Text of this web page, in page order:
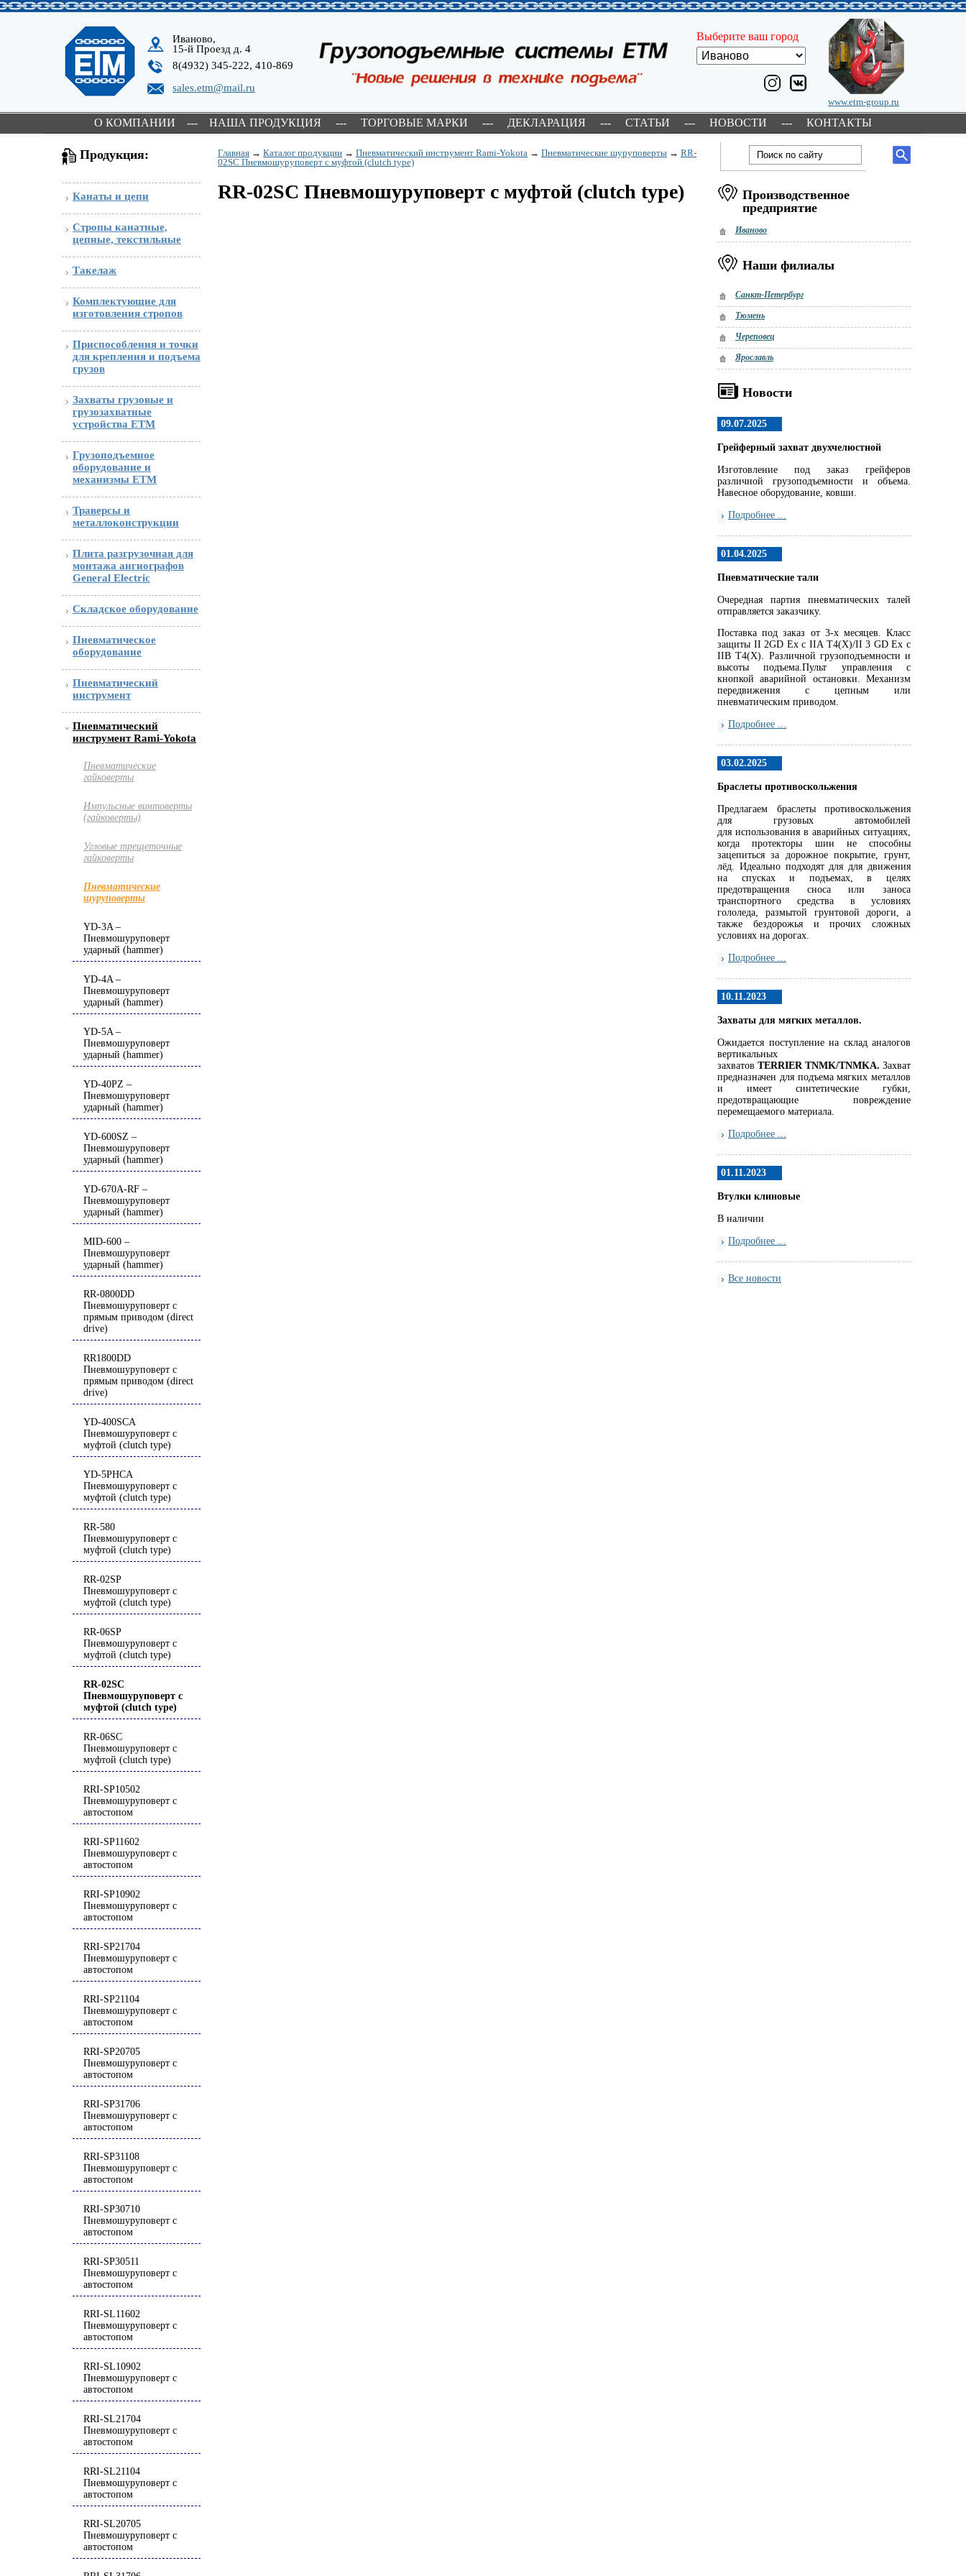
Иваново,
15-й Проезд д. 4
8(4932) 345-222, 410-869
sales.etm@mail.ru
www.etm-group.ru
О КОМПАНИИ --- НАША ПРОДУКЦИЯ --- ТОРГОВЫЕ МАРКИ --- ДЕКЛАРАЦИЯ --- СТАТЬИ --- НОВОСТИ --- КОНТАКТЫ
Выберите ваш город
Продукция:
Канаты и цепи
Стропы канатные,
цепные, текстильные
Такелаж
Комплектующие для
изготовления стропов
Приспособления и точки
для крепления и подъема
грузов
Захваты грузовые и
грузозахватные
устройства ETM
Грузоподъемное
оборудование и
механизмы ETM
Траверсы и
металлоконструкции
Плита разгрузочная для
монтажа ангиографов
General Electric
Складское оборудование
Пневматическое
оборудование
Пневматический
инструмент
Пневматический
инструмент Rami-Yokota
Пневматические
гайковерты
Импульсные винтоверты
(гайковерты)
Угловые трещеточные
гайковерты
Пневматические
шуруповерты
YD-3A –
Пневмошуруповерт
ударный (hammer)
YD-4A –
Пневмошуруповерт
ударный (hammer)
YD-5A –
Пневмошуруповерт
ударный (hammer)
YD-40PZ –
Пневмошуруповерт
ударный (hammer)
YD-600SZ –
Пневмошуруповерт
ударный (hammer)
YD-670A-RF –
Пневмошуруповерт
ударный (hammer)
MID-600 –
Пневмошуруповерт
ударный (hammer)
RR-0800DD
Пневмошуруповерт с
прямым приводом (direct
drive)
RR1800DD
Пневмошуруповерт с
прямым приводом (direct
drive)
YD-400SCA
Пневмошуруповерт с
муфтой (clutch type)
YD-5PHCA
Пневмошуруповерт с
муфтой (clutch type)
RR-580
Пневмошуруповерт с
муфтой (clutch type)
RR-02SP
Пневмошуруповерт с
муфтой (clutch type)
RR-06SP
Пневмошуруповерт с
муфтой (clutch type)
RR-02SC
Пневмошуруповерт с
муфтой (clutch type)
RR-06SC
Пневмошуруповерт с
муфтой (clutch type)
RRI-SP10502
Пневмошуруповерт с
автостопом
RRI-SP11602
Пневмошуруповерт с
автостопом
RRI-SP10902
Пневмошуруповерт с
автостопом
RRI-SP21704
Пневмошуруповерт с
автостопом
RRI-SP21104
Пневмошуруповерт с
автостопом
RRI-SP20705
Пневмошуруповерт с
автостопом
RRI-SP31706
Пневмошуруповерт с
автостопом
RRI-SP31108
Пневмошуруповерт с
автостопом
RRI-SP30710
Пневмошуруповерт с
автостопом
RRI-SP30511
Пневмошуруповерт с
автостопом
RRI-SL11602
Пневмошуруповерт с
автостопом
RRI-SL10902
Пневмошуруповерт с
автостопом
RRI-SL21704
Пневмошуруповерт с
автостопом
RRI-SL21104
Пневмошуруповерт с
автостопом
RRI-SL20705
Пневмошуруповерт с
автостопом
Главная → Каталог продукции → Пневматический инструмент Rami-Yokota → Пневматические шуруповерты → RR-
02SC Пневмошуруповерт с муфтой (clutch type)
RR-02SC Пневмошуруповерт с муфтой (clutch type)
Производственное
предприятие
Иваново
Наши филиалы
Санкт-Петербург
Тюмень
Череповец
Ярославль
Новости
09.07.2025
Грейферный захват двухчелюстной
Изготовление под заказ грейферов
различной грузоподъемности и объема.
Навесное оборудование, ковши.
Подробнее ...
01.04.2025
Пневматические тали
Очередная партия пневматических талей
отправляется заказчику.
Поставка под заказ от 3-х месяцев. Класс
защиты II 2GD Ex c IIA T4(X)/II 3 GD Ex c
IIB T4(X). Различной грузоподъемности и
высоты подъема.Пульт управления с
кнопкой аварийной остановки. Механизм
передвижения с цепным или
пневматическим приводом.
Подробнее ...
03.02.2025
Браслеты противоскольжения
Предлагаем браслеты противоскольжения
для грузовых автомобилей
для использования в аварийных ситуациях,
когда протекторы шин не способны
зацепиться за дорожное покрытие, грунт,
лёд. Идеально подходят для для движения
на спусках и подъемах, в целях
предотвращения сноса или заноса
транспортного средства в условиях
гололеда, размытой грунтовой дороги, а
также бездорожья и прочих сложных
условиях на дорогах.
Подробнее ...
10.11.2023
Захваты для мягких металлов.
Ожидается поступление на склад аналогов
вертикальных
захватов TERRIERTNMK/TNMKA. Захват
предназначен для подъема мягких металлов
и имеет синтетические губки,
предотвращающие повреждение
перемещаемого материала.
Подробнее ...
01.11.2023
Втулки клиновые
В наличии
Подробнее ...
Все новости